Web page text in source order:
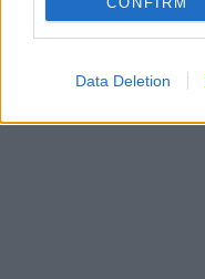
Data Deletion